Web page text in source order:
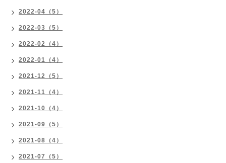
2022-04（5）
2022-03（5）
2022-02（4）
2022-01（4）
2021-12（5）
2021-11（4）
2021-10（4）
2021-09（5）
2021-08（4）
2021-07（5）